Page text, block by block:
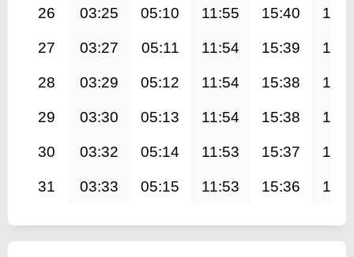
26 03:25 05:10 11:55 15:40
27 03:27 05:11 11:54 15:39
28 03:29 05:12 11:54 15:38
29 03:30 05:13 11:54 15:38
30 03:32 05:14 11:53 15:37
31 03:33 05:15 11:53 15:36